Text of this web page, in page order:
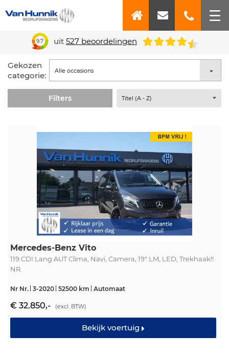
9.7 uit 527beoordelingen
Gekozen
categorie:
Filters
Mercedes-Benz Vito
119 CDI Lang AUT Clima, Navi, Camera, 19" LM, LED, Trekhaak!!
NR.
Nr Nr. 3-2020 52500 km Automaat
€ 32.850,- (excl. BTW)
Bekijk voertuig